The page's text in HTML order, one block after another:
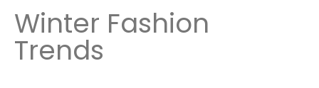
Winter Fashion
Trends